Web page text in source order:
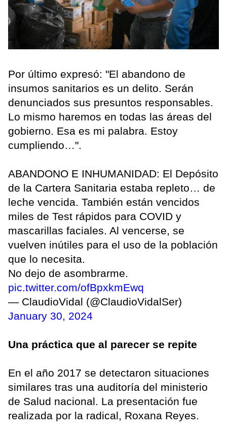
Por último expresó: "El abandono de
insumos sanitarios es un delito. Serán
denunciados sus presuntos responsables.
Lo mismo haremos en todas las áreas del
gobierno. Esa es mi palabra. Estoy
cumpliendo…".
ABANDONO E INHUMANIDAD: El Depósito
de la Cartera Sanitaria estaba repleto… de
leche vencida. También están vencidos
miles de Test rápidos para COVID y
mascarillas faciales. Al vencerse, se
vuelven inútiles para el uso de la población
que lo necesita.
No dejo de asombrarme.
pic.twitter.com/ofBpxkmEwq
— ClaudioVidal (@ClaudioVidalSer)
January 30, 2024
Una práctica que al parecer se repite
En el año 2017 se detectaron situaciones
similares tras una auditoría del ministerio
de Salud nacional. La presentación fue
realizada por la radical, Roxana Reyes.